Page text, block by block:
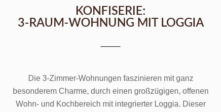
KONFISERIE:
3-RAUM-WOHNUNG MIT LOGGIA
Die 3-Zimmer-Wohnungen faszinieren mit ganz
besonderem Charme, durch einen großzügigen, offenen
Wohn- und Kochbereich mit integrierter Loggia. Dieser